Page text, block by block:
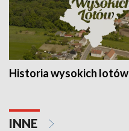
Historia wysokich lotów
INNE